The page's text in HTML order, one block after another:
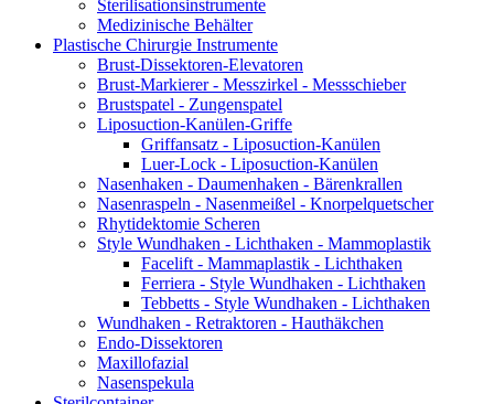
Sterilisationsinstrumente
Medizinische Behälter
Plastische Chirurgie Instrumente
Brust-Dissektoren-Elevatoren
Brust-Markierer - Messzirkel - Messschieber
Brustspatel - Zungenspatel
Liposuction-Kanülen-Griffe
Griffansatz - Liposuction-Kanülen
Luer-Lock - Liposuction-Kanülen
Nasenhaken - Daumenhaken - Bärenkrallen
Nasenraspeln - Nasenmeißel - Knorpelquetscher
Rhytidektomie Scheren
Style Wundhaken - Lichthaken - Mammoplastik
Facelift - Mammaplastik - Lichthaken
Ferriera - Style Wundhaken - Lichthaken
Tebbetts - Style Wundhaken - Lichthaken
Wundhaken - Retraktoren - Hauthäkchen
Endo-Dissektoren
Maxillofazial
Nasenspekula